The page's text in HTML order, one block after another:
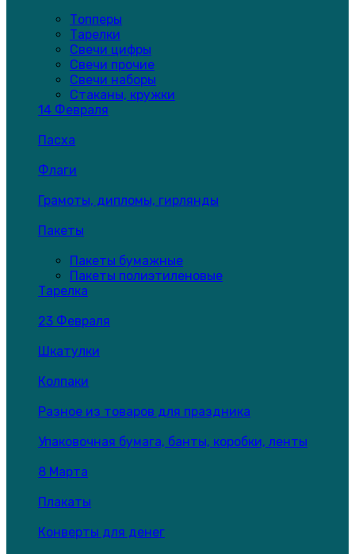
Топперы
Тарелки
Свечи цифры
Свечи прочие
Свечи наборы
Стаканы, кружки
14 Февраля
Пасха
Флаги
Грамоты, дипломы, гирлянды
Пакеты
Пакеты бумажные
Пакеты полиэтиленовые
Тарелка
23 Февраля
Шкатулки
Колпаки
Разное из товаров для праздника
Упаковочная бумага, банты, коробки, ленты
8 Марта
Плакаты
Конверты для денег